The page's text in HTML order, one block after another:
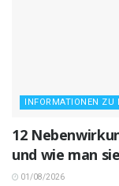
INFORMATIONEN ZU
12
und wie man
01/08/2026